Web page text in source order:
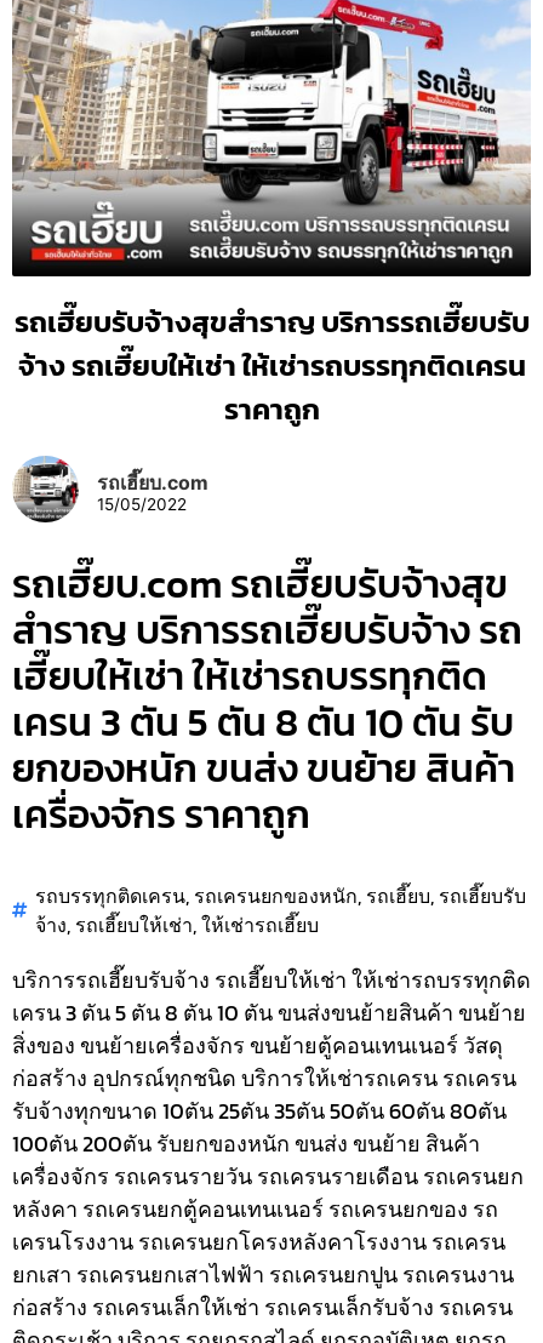
รถเฮี๊ยบรับจ้างสุขสำราญ บริการรถเฮี๊ยบรับ
จ้าง รถเฮี๊ยบให้เช่า ให้เช่ารถบรรทุกติดเครน
ราคาถูก
รถเฮี๊ยบ.com
15/05/2022
รถเฮี๊ยบ.com รถเฮี๊ยบรับจ้างสุข
สำราญ บริการรถเฮี๊ยบรับจ้าง รถ
เฮี๊ยบให้เช่า ให้เช่ารถบรรทุกติด
เครน 3 ตัน 5 ตัน 8 ตัน 10 ตัน รับ
ยกของหนัก ขนส่ง ขนย้าย สินค้า
เครื่องจักร ราคาถูก
รถบรรทุกติดเครน, รถเครนยกของหนัก, รถเฮี๊ยบ, รถเฮี๊ยบรับ
จ้าง, รถเฮี๊ยบให้เช่า,ให้เช่ารถเฮี๊ยบ
บริการรถเฮี๊ยบรับจ้าง รถเฮี๊ยบให้เช่า ให้เช่ารถบรรทุกติด
เครน 3 ตัน 5 ตัน 8 ตัน 10 ตัน ขนส่งขนย้ายสินค้า ขนย้าย
สิ่งของ ขนย้ายเครื่องจักร ขนย้ายตู้คอนเทนเนอร์ วัสดุ
ก่อสร้าง อุปกรณ์ทุกชนิดบริการให้เช่ารถเครน รถเครน
รับจ้างทุกขนาด 10ตัน 25ตัน 35ตัน 50ตัน 60ตัน 80ตัน
100ตัน 200ตัน รับยกของหนัก ขนส่ง ขนย้าย สินค้า
เครื่องจักร รถเครนรายวัน รถเครนรายเดือน รถเครนยก
หลังคา รถเครนยกตู้คอนเทนเนอร์ รถเครนยกของ รถ
เครนโรงงาน รถเครนยกโครงหลังคาโรงงาน รถเครน
ยกเสา รถเครนยกเสาไฟฟ้า รถเครนยกปูน รถเครนงาน
ก่อสร้าง รถเครนเล็กให้เช่า รถเครนเล็กรับจ้าง รถเครน